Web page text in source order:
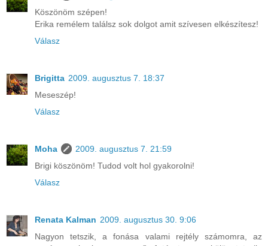
Köszönöm szépen!
Erika remélem találsz sok dolgot amit szívesen elkészítesz!
Válasz
Brigitta 2009. augusztus 7. 18:37
Meseszép!
Válasz
Moha
2009. augusztus 7. 21:59
Brigi köszönöm! Tudod volt hol gyakorolni!
Válasz
Renata Kalman 2009. augusztus 30. 9:06
Nagyon tetszik, a fonása valami rejtély számomra, az